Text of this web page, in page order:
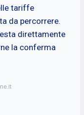
tariffe
da percorrere.
direttamente
la conferma